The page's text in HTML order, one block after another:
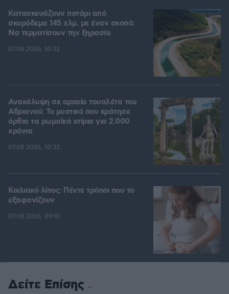
Κατασκευάζουν ποτάμι από
σκυρόδεμα 145 χλμ. με έναν σκοπό:
Να τερματίσουν την ξηρασία
07.08.2026, 10:32
Ανακάλυψη σε αρχαία τουαλέτα του
Αδριανού: Το μυστικό που κράτησε
όρθια τα ρωμαϊκά κτίρια για 2.000
χρόνια
07.08.2026, 10:33
Κοιλιακό λίπος: Πέντε τρόποι που το
εξαφανίζουν
07.08.2026, 09:01
Δείτε Επίσης